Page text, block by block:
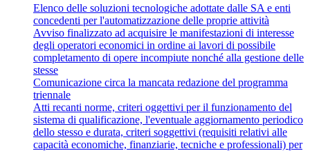
Elenco delle soluzioni tecnologiche adottate dalle SA e enti
concedenti per l'automatizzazione delle proprie attività
Avviso finalizzato ad acquisire le manifestazioni di interesse
degli operatori economici in ordine ai lavori di possibile
completamento di opere incompiute nonché alla gestione delle
stesse
Comunicazione circa la mancata redazione del programma
triennale
Atti recanti norme, criteri oggettivi per il funzionamento del
sistema di qualificazione, l'eventuale aggiornamento periodico
dello stesso e durata, criteri soggettivi (requisiti relativi alle
capacità economiche, finanziarie, tecniche e professionali) per